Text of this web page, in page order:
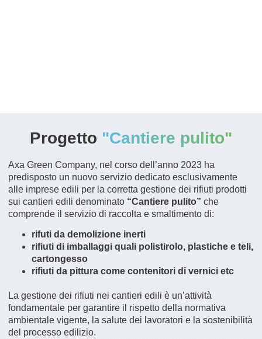
Progetto "Cantiere pulito"
Axa Green Company, nel corso dell’anno 2023 ha
predisposto un nuovo servizio dedicato esclusivamente
alle imprese edili per la corretta gestione dei rifiuti prodotti
sui cantieri edili denominato “Cantiere pulito” che
comprende il servizio di raccolta e smaltimento di:
rifuti da demolizione inerti
rifiuti di imballaggi quali polistirolo, plastiche e teli,
cartongesso
rifiuti da pittura come contenitori di vernici etc
La gestione dei rifiuti nei cantieri edili è un’attività
fondamentale per garantire il rispetto della normativa
ambientale vigente, la salute dei lavoratori e la sostenibilità
del processo edilizio.